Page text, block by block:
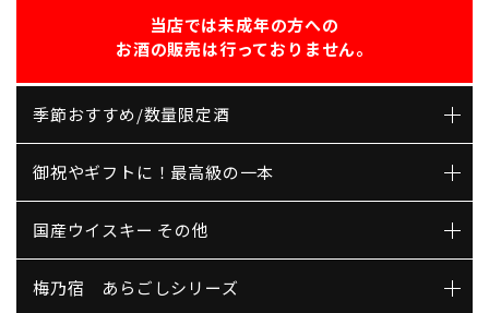
当店では未成年の方への
お酒の販売は行っておりません。
季節おすすめ/数量限定酒
御祝やギフトに！最高級の一本
国産ウイスキー その他
梅乃宿 あらごしシリーズ